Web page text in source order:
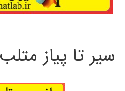
سیر تا پیاز متلب MATLAB